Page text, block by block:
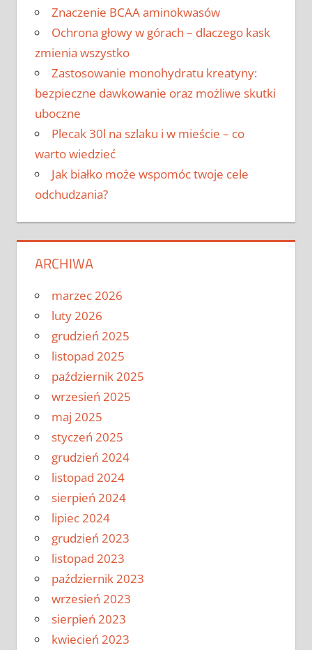
Znaczenie BCAA aminokwasów
Ochrona głowy w górach – dlaczego kask
zmienia wszystko
Zastosowanie monohydratu kreatyny:
bezpieczne dawkowanie oraz możliwe skutki
uboczne
Plecak 30l na szlaku i w mieście – co
warto wiedzieć
Jak białko może wspomóc twoje cele
odchudzania?
ARCHIWA
marzec 2026
luty 2026
grudzień 2025
listopad 2025
październik 2025
wrzesień 2025
maj 2025
styczeń 2025
grudzień 2024
listopad 2024
sierpień 2024
lipiec 2024
grudzień 2023
listopad 2023
październik 2023
wrzesień 2023
sierpień 2023
kwiecień 2023